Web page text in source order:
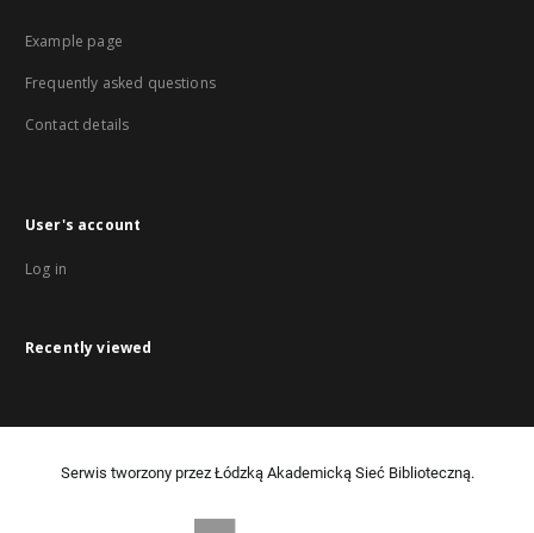
Example page
Frequently asked questions
Contact details
User's account
Log in
Recently viewed
Serwis tworzony przez Łódzką Akademicką Sieć Biblioteczną.